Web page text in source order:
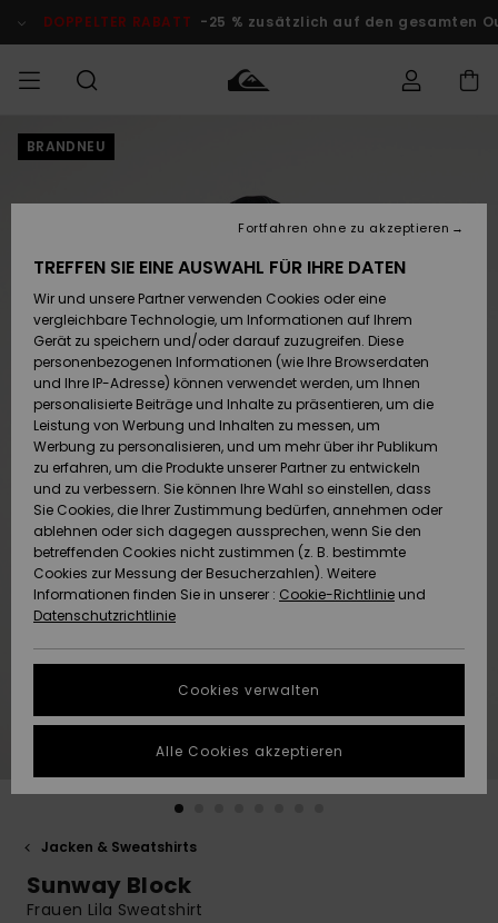
Produktinformation
DOPPELTER RABATT -25 % zusätzlich auf den gesamten
MÄNNER
Accessoires
Schuhe&
Flip-Flops
Surf
Snow
Brandneu
Highlights
Accessoires
Schuhe&
Flip-Flops
Surf
Snow
Brandneu
Highlights
FRAUEN
Brandneu
Highlights
Snow
SURF
Kinder
Highlights
Community
SNOW
Snow Shop
Kinder
Snow Shop
Damen
Highlights
Community
DOPPELTER
RABATT
KINDER
Outlet
Frauen
HILFE & KONTAKT
Retouren
Bezahlung
Geschenkkarte
Quiksilver
Freedom
Datenschutz
Starten Sie eine
um die
schnellste
Antwort auf Ihre
Unterhaltung
Finden Sie
NACHHALTIGKEIT
SHOPS
QUIKSILVER APP
WUNSCHLISTE
BRANDNEU
Jacken & Sweatshirts
Sunway Block
Frauen Lila Sweatshirt
TREFFEN SIE EINE AUSWAHL FÜR IHRE DATEN
Wir und unsere Partner verwenden Cookies oder eine
vergleichbare Technologie, um Informationen auf Ihrem
Gerät zu speichern und/oder darauf zuzugreifen. Diese
personenbezogenen Informationen (wie Ihre Browserdaten
und Ihre IP-Adresse) können verwendet werden, um Ihnen
personalisierte Beiträge und Inhalte zu präsentieren, um die
Leistung von Werbung und Inhalten zu messen, um
Werbung zu personalisieren, und um mehr über ihr Publikum
zu erfahren, um die Produkte unserer Partner zu entwickeln
und zu verbessern. Sie können Ihre Wahl so einstellen, dass
Sie Cookies, die Ihrer Zustimmung bedürfen, annehmen oder
ablehnen oder sich dagegen aussprechen, wenn Sie den
betreffenden Cookies nicht zustimmen (z. B. bestimmte
Cookies zur Messung der Besucherzahlen). Weitere
Informationen finden Sie in unserer : Cookie-Richtlinie und
Datenschutzrichtlinie
Cookies verwalten
Fortfahren ohne zu akzeptieren
Alle Cookies akzeptieren